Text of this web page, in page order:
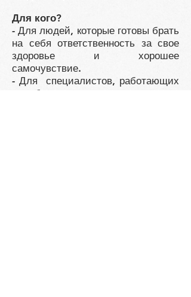
Для кого?
- Для людей, которые готовы брать
на себя ответственность за свое
здоровье и хорошее
самочувствие.
- Для специалистов, работающих
в области здравоохранения и